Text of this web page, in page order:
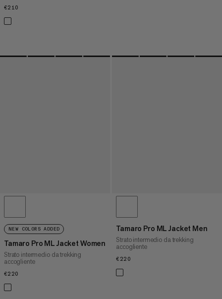
€210
NEW COLORS ADDED
Tamaro Pro ML Jacket Women
Strato intermedio da trekking
accogliente
€220
Tamaro Pro ML Jacket Men
Strato intermedio da trekking
accogliente
€220